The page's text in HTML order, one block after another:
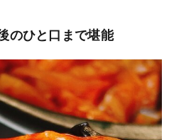
のひと口まで堪能